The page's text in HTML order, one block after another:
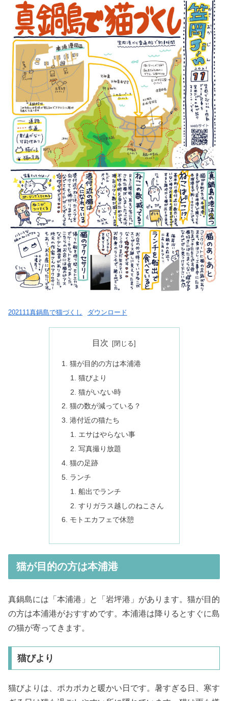
202111真鍋島で猫づくし ダウンロード
目次
猫が目的の方は本浦港
猫びより
猫がいない時
猫の数が減っている？
港付近の猫たち
エサはやらない事
写真撮り放題
猫の足跡
ランチ
船出でランチ
すりガラス越しのねこさん
モトエカフェで休憩
猫が目的の方は本浦港
真鍋島には「本浦港」と「岩坪港」があります。猫が目的
の方は本浦港がおすすめです。本浦港は降りるとすぐに島
の猫が寄ってきます。
猫びより
猫びよりは、ポカポカと暖かい日です。暑すぎる日、寒す